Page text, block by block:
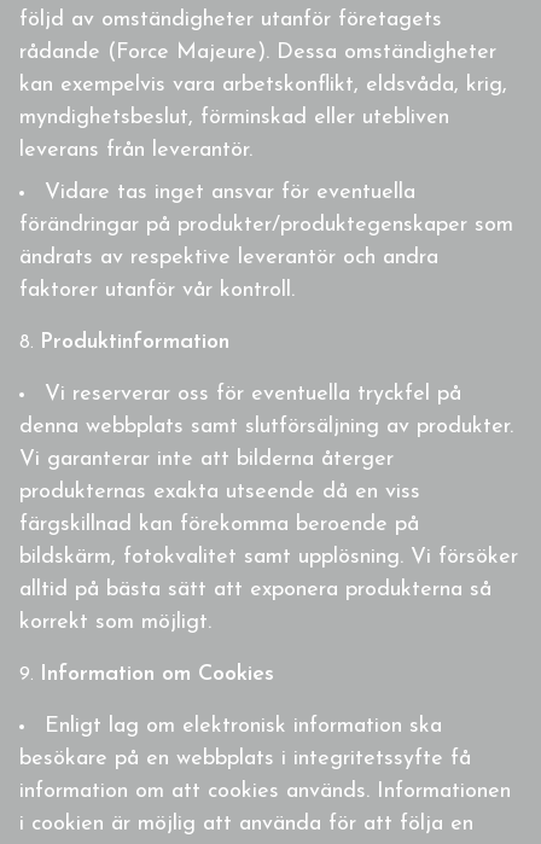
följd av omständigheter utanför företagets
rådande (Force Majeure). Dessa omständigheter
kan exempelvis vara arbetskonflikt, eldsvåda, krig,
myndighetsbeslut, förminskad eller utebliven
leverans från leverantör.
Vidare tas inget ansvar för eventuella
förändringar på produkter/produktegenskaper som
ändrats av respektive leverantör och andra
faktorer utanför vår kontroll.
Produktinformation
Vi reserverar oss för eventuella tryckfel på
denna webbplats samt slutförsäljning av produkter.
Vi garanterar inte att bilderna återger
produkternas exakta utseende då en viss
färgskillnad kan förekomma beroende på
bildskärm, fotokvalitet samt upplösning. Vi försöker
alltid på bästa sätt att exponera produkterna så
korrekt som möjligt.
Information om Cookies
Enligt lag om elektronisk information ska
besökare på en webbplats i integritetssyfte få
information om att cookies används. Informationen
i cookien är möjlig att använda för att följa en